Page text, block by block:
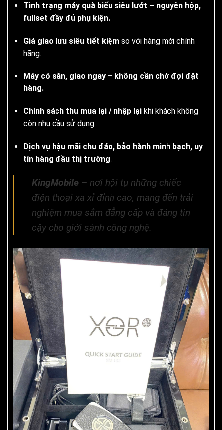
Tình trạng máy quà biếu siêu lướt – nguyên hộp,
fullset đầy đủ phụ kiện.
Giá giao lưu siêu tiết kiệmso với hàng mới chính
hãng.
Máy có sẵn, giao ngay – không cần chờ đợi đặt
hàng.
Chính sách thu mua lại / nhập lạikhi khách không
còn nhu cầu sử dụng.
Dịch vụ hậu mãi chu đáo, bảo hành minh bạch, uy
tín hàng đầu thị trường.
KingMobile – nơi hội tụ những chiếc
điện thoại xa xỉ đỉnh cao, mang đến trải
nghiệm mua sắm đẳng cấp và đáng tin
cậy cho giới sành công nghệ.